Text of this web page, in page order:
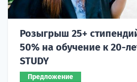
Розыгрыш 25+
50% на обучение к 20-
STUDY
Предложение